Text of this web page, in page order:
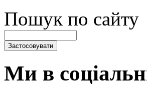
Пошук по сайту
Ми в